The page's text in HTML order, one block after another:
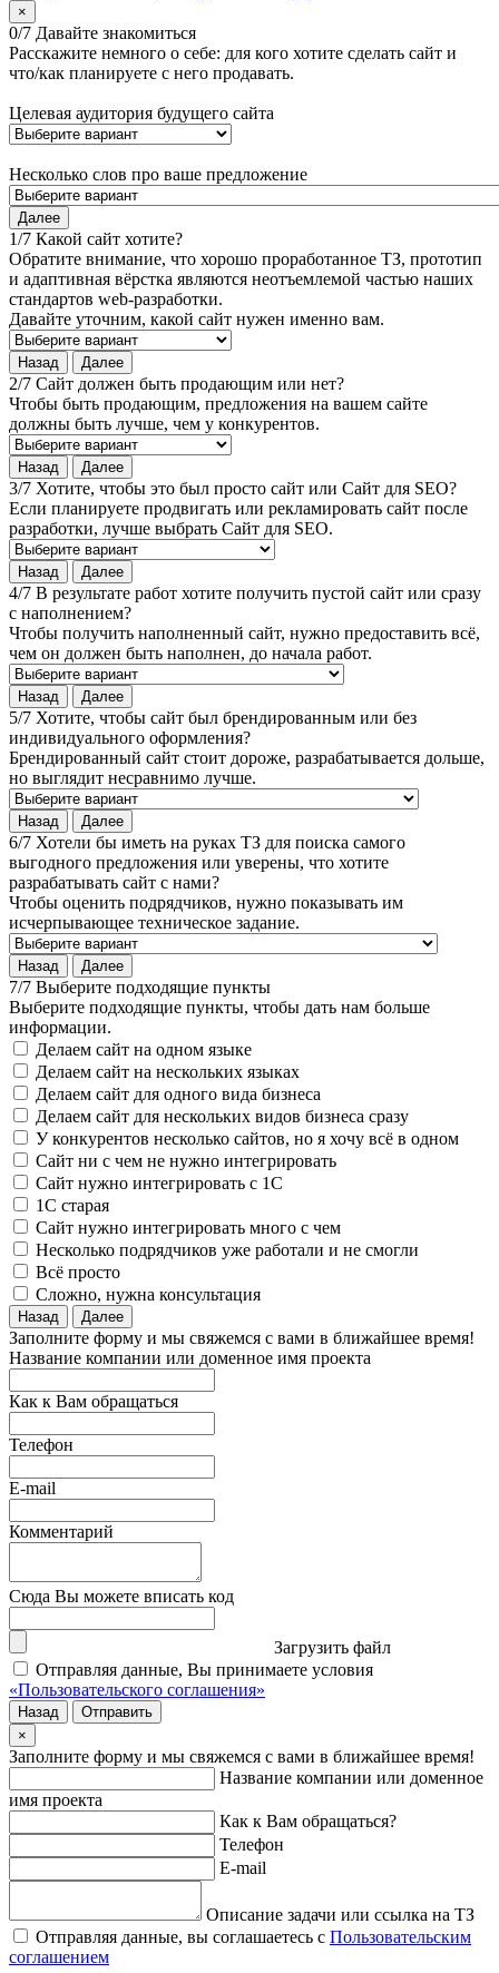
×
0/7 Давайте знакомиться
Расскажите немного о себе: для кого хотите сделать сайт и
что/как планируете с него продавать.
Целевая аудитория будущего сайта
Несколько слов про ваше предложение
Далее
1/7 Какой сайт хотите?
Обратите внимание, что хорошо проработанное ТЗ, прототип
и адаптивная вёрстка являются неотъемлемой частью наших
стандартов web-разработки.
Давайте уточним, какой сайт нужен именно вам.
Назад Далее
2/7 Сайт должен быть продающим или нет?
Чтобы быть продающим, предложения на вашем сайте
должны быть лучше, чем у конкурентов.
Назад Далее
3/7 Хотите, чтобы это был просто сайт или Сайт для SEO?
Если планируете продвигать или рекламировать сайт после
разработки, лучше выбрать Сайт для SEO.
Назад Далее
4/7 В результате работ хотите получить пустой сайт или сразу
с наполнением?
Чтобы получить наполненный сайт, нужно предоставить всё,
чем он должен быть наполнен, до начала работ.
Назад Далее
5/7 Хотите, чтобы сайт был брендированным или без
индивидуального оформления?
Брендированный сайт стоит дороже, разрабатывается дольше,
но выглядит несравнимо лучше.
Назад Далее
6/7 Хотели бы иметь на руках ТЗ для поиска самого
выгодного предложения или уверены, что хотите
разрабатывать сайт с нами?
Чтобы оценить подрядчиков, нужно показывать им
исчерпывающее техническое задание.
Назад Далее
7/7 Выберите подходящие пункты
Выберите подходящие пункты, чтобы дать нам больше
информации.
Делаем сайт на одном языке
Делаем сайт на нескольких языках
Делаем сайт для одного вида бизнеса
Делаем сайт для нескольких видов бизнеса сразу
У конкурентов несколько сайтов, но я хочу всё в одном
Сайт ни с чем не нужно интегрировать
Сайт нужно интегрировать с 1С
1С старая
Сайт нужно интегрировать много с чем
Несколько подрядчиков уже работали и не смогли
Всё просто
Сложно, нужна консультация
Назад Далее
Заполните форму и мы свяжемся с вами в ближайшее время!
Название компании или доменное имя проекта
Как к Вам обращаться
Телефон
E-mail
Комментарий
Сюда Вы можете вписать код
Загрузить файл
Отправляя данные, Вы принимаете условия
«Пользовательского соглашения»
Назад
Отправить
×
Заполните форму и мы свяжемся с вами в ближайшее время!
Название компании или доменное
имя проекта
Как к Вам обращаться?
Телефон
E-mail
Описание задачи или ссылка на ТЗ
Отправляя данные, вы соглашаетесь с Пользовательским
соглашением